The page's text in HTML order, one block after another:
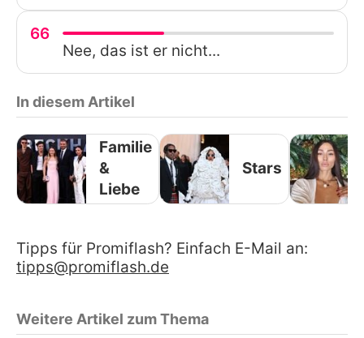
66
Nee, das ist er nicht...
In diesem Artikel
Familie
&
Liebe
Stars
Tipps für Promiflash? Einfach E-Mail an:
tipps@promiflash.de
Weitere Artikel zum Thema